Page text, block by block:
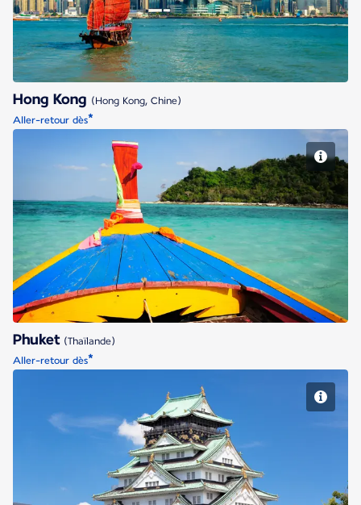
Hong Kong (Hong Kong, Chine)
Aller-retour dès*
Phuket
Phuket (Thaïlande)
Aller-retour dès*
Région d'Osaka et Kyoto